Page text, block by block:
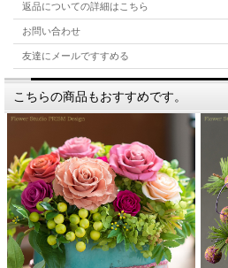
返品についての詳細はこちら
お問い合わせ
友達にメールですすめる
こちらの商品もおすすめです。